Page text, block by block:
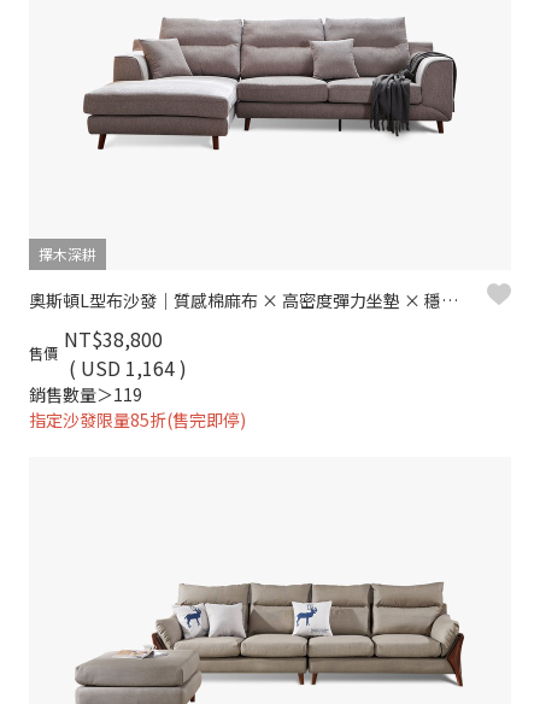
擇木深耕
奧斯頓L型布沙發｜質感棉麻布 × 高密度彈力坐墊 × 穩固木質骨架 × 左右型–擇木深耕
售價 NT$38,800
( USD 1,164 )
銷售數量＞119
指定沙發限量85折(售完即停)